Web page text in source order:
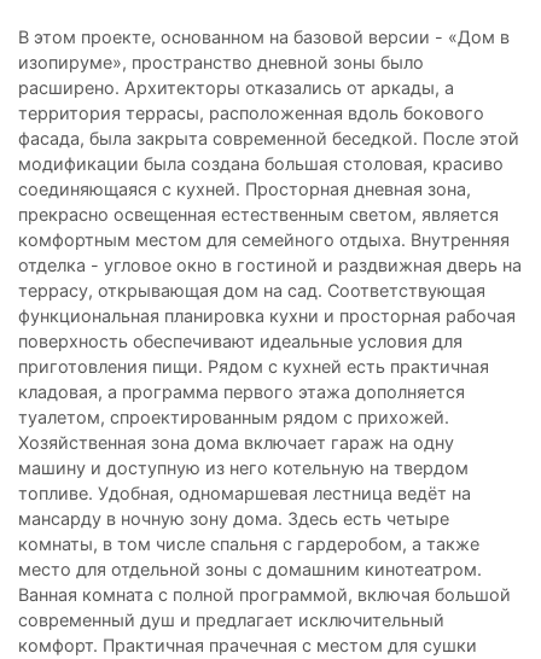
В этом проекте, основанном на базовой версии - «Дом в
изопируме», пространство дневной зоны было
расширено. Архитекторы отказались от аркады, а
территория террасы, расположенная вдоль бокового
фасада, была закрыта современной беседкой. После этой
модификации была создана большая столовая, красиво
соединяющаяся с кухней. Просторная дневная зона,
прекрасно освещенная естественным светом, является
комфортным местом для семейного отдыха. Внутренняя
отделка - угловое окно в гостиной и раздвижная дверь на
террасу, открывающая дом на сад. Соответствующая
функциональная планировка кухни и просторная рабочая
поверхность обеспечивают идеальные условия для
приготовления пищи. Рядом с кухней есть практичная
кладовая, а программа первого этажа дополняется
туалетом, спроектированным рядом с прихожей.
Хозяйственная зона дома включает гараж на одну
машину и доступную из него котельную на твердом
топливе. Удобная, одномаршевая лестница ведёт на
мансарду в ночную зону дома. Здесь есть четыре
комнаты, в том числе спальня с гардеробом, а также
место для отдельной зоны с домашним кинотеатром.
Ванная комната с полной программой, включая большой
современный душ и предлагает исключительный
комфорт. Практичная прачечная с местом для сушки